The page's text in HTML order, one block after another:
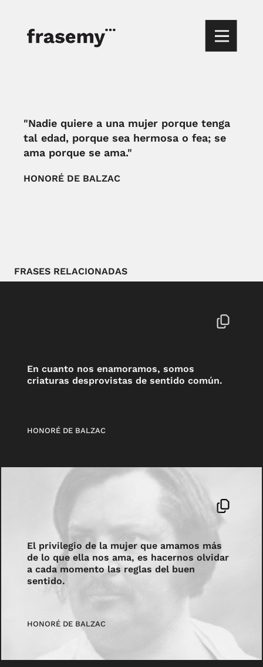
"Nadie quiere a una mujer porque tenga
tal edad, porque sea hermosa o fea; se
ama porque se ama."
HONORÉ DE BALZAC
FRASES RELACIONADAS
En cuanto nos enamoramos, somos
criaturas desprovistas de sentido común.
HONORÉ DE BALZAC
El privilegio de la mujer que amamos más
de lo que ella nos ama, es hacernos olvidar
a cada momento las reglas del buen
sentido.
HONORÉ DE BALZAC